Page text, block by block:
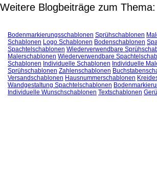
Weitere Blogbeiträge zum Thema:
Bodenmarkierungsschablonen Sprühschablonen
Schablonen Logo Schablonen Bodenschablonen
Spachtelschablonen Wiederverwendbare
Malerschablonen Wiederverwendbare
Schablonen Individuelle Schablonen Individuelle
Sprühschablonen Zahlenschablonen
Versandschablonen Hausnummerschablonen
Wandgestaltung Spachtelschablonen
Individuelle Wunschschablonen Textschablonen